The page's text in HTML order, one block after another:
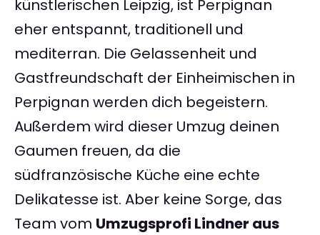
künstlerischen Leipzig, ist Perpignan
eher entspannt, traditionell und
mediterran. Die Gelassenheit und
Gastfreundschaft der Einheimischen in
Perpignan werden dich begeistern.
Außerdem wird dieser Umzug deinen
Gaumen freuen, da die
südfranzösische Küche eine echte
Delikatesse ist. Aber keine Sorge, das
Team vom Umzugsprofi Lindner aus